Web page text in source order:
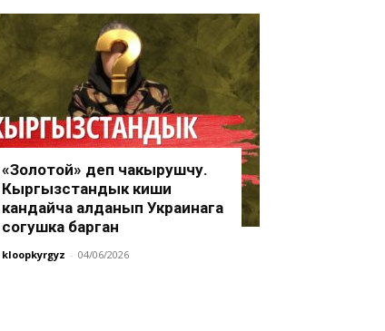
«Золотой» деп чакырушчу.
Кыргызстандык киши
кандайча алданып Украинага
согушка барган
kloopkyrgyz - 04/06/2026